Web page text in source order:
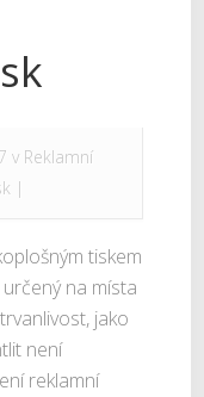
v Reklamní
|
tiskem
na místa
jako
není
reklamní